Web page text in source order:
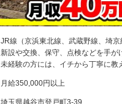
JR線（京浜東北線、武蔵野線、埼
新設や交換、保守、点検などを手が
未経験の方には、イチから丁寧に教
月給350,000円以上
埼玉県越谷市登戸町3-39